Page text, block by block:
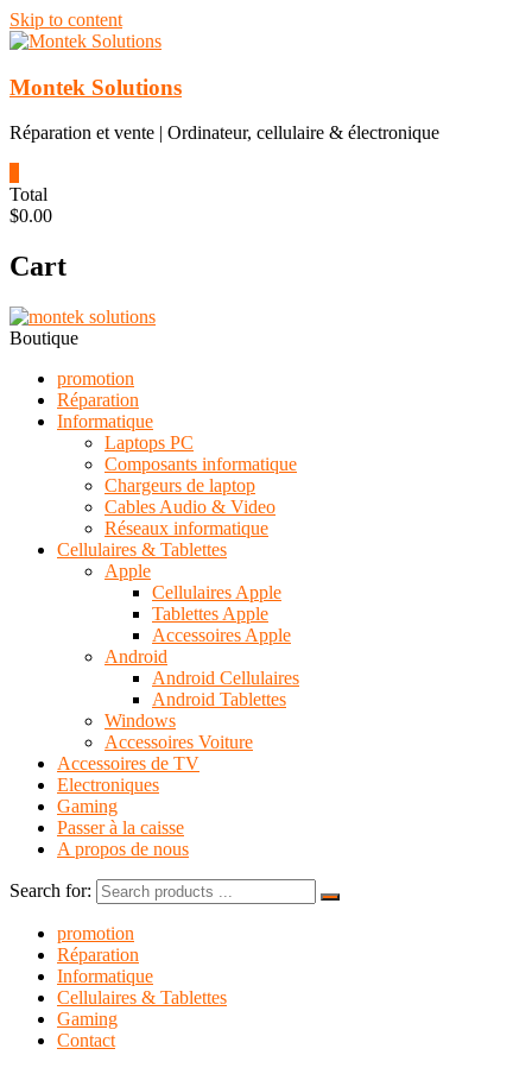
Skip to content
Montek Solutions
Réparation et vente | Ordinateur, cellulaire & électronique
Total
$0.00
Cart
Boutique
promotion
Réparation
Informatique
Laptops PC
Composants informatique
Chargeurs de laptop
Cables Audio & Video
Réseaux informatique
Cellulaires & Tablettes
Apple
Cellulaires Apple
Tablettes Apple
Accessoires Apple
Android
Android Cellulaires
Android Tablettes
Windows
Accessoires Voiture
Accessoires de TV
Electroniques
Gaming
Passer à la caisse
A propos de nous
Search for:
promotion
Réparation
Informatique
Cellulaires & Tablettes
Gaming
Contact